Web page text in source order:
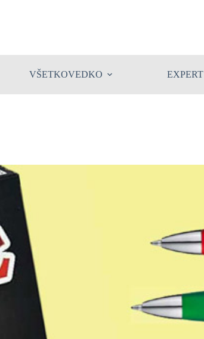
VŠETKOVEDKO EXPERT